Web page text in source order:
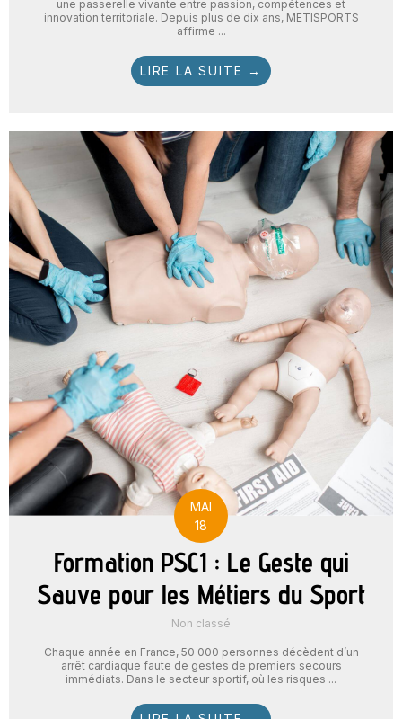
une passerelle vivante entre passion, compétences et
innovation territoriale. Depuis plus de dix ans, METISPORTS
affirme ...
LIRE LA SUITE →
MAI
18
Formation PSC1 : Le Geste qui
Sauve pour les Métiers du Sport
Non classé
Chaque année en France, 50 000 personnes décèdent d’un
arrêt cardiaque faute de gestes de premiers secours
immédiats. Dans le secteur sportif, où les risques ...